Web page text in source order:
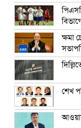
ক্ষমা
শেখ